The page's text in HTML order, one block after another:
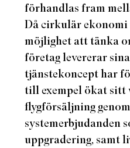
förhandlas fram
Då cirkulär ekonomi
möjlighet att tänka
företag levererar
tjänstekoncept har
till exempel ökat sitt
flygförsäljning
systemerbjudanden
uppgradering, samt